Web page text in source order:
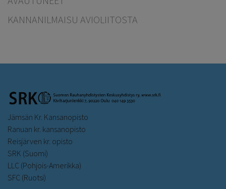
KANNANILMAISU AVIOLIITOSTA
Jämsän Kr. Kansanopisto
Ranuan kr. kansanopisto
Reisjärven kr. opisto
SRK (Suomi)
LLC (Pohjois-Amerikka)
SFC (Ruotsi)